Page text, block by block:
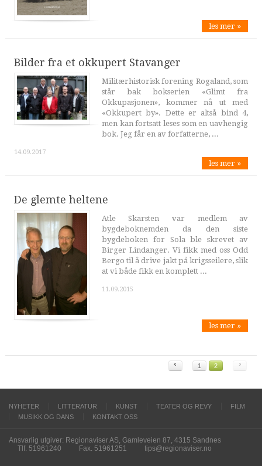
les mer »
Bilder fra et okkupert Stavanger
Militærhistorisk forening Rogaland, som
står bak bokserien «Glimt fra
Okkupasjonen», kommer nå ut med
«Okkupert by». Dette er altså bind 4,
men kan fortsatt leses som en uavhengig
bok. Jeg får en av forfatterne, ...
14.09.2017
les mer »
De glemte heltene
Atle Skarsten var medlem av
bygdeboknemden da den siste
bygdeboken for Sola ble skrevet av
Birger Lindanger. Vi fikk med oss Odd
Bergo til å drive jakt på krigsseilere, slik
at vi både fikk en komplett ...
11.09.2015
les mer »
‹ 1 2 ›
NYHETER LITTERATUR KUNST TEATER OG REVY
FILM
MUSIKK OG DANS
KONTAKT OSS
Ansvarlig utgiver: Regionaviser AS, Gamleveien 87, 4315 Sandnes
Tlf. 51961240
Fax. 51961251 tips@regionaviser.no